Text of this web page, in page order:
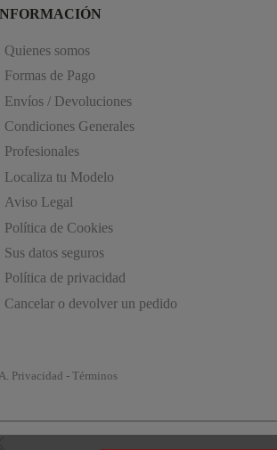
Quienes somos
Formas de Pago
Envíos / Devoluciones
Condiciones Generales
Profesionales
Localiza tu Modelo
Aviso Legal
Política de Cookies
Sus datos seguros
Política de privacidad
Cancelar o devolver un pedido
Privacidad - Términos